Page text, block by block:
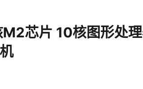
芯片 10核图形处